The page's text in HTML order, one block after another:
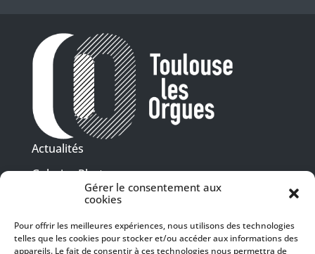
Gérer le consentement aux
cookies
Pour offrir les meilleures expériences, nous utilisons des technologies
telles que les cookies pour stocker et/ou accéder aux informations des
appareils. Le fait de consentir à ces technologies nous permettra de
Actualités
Galeries Photos
Vidéothèque
Presse
Programme PDF
Billetterie